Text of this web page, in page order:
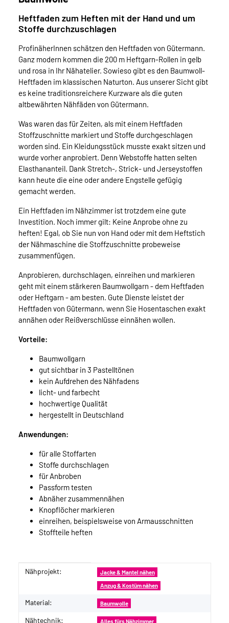
Heftfaden zum Heften mit der Hand und um
Stoffe durchzuschlagen
ProfinäherInnen schätzen den Heftfaden von Gütermann.
Ganz modern kommen die 200 m Heftgarn-Rollen in gelb
und rosa in Ihr Nähatelier. Sowieso gibt es den Baumwoll-
Heftfaden im klassischen Naturton. Aus unserer Sicht gibt
es keine traditionsreichere Kurzware als die guten
altbewährten Nähfäden von Gütermann.
Was waren das für Zeiten, als mit einem Heftfaden
Stoffzuschnitte markiert und Stoffe durchgeschlagen
worden sind. Ein Kleidungsstück musste exakt sitzen und
wurde vorher anprobiert. Denn Webstoffe hatten selten
Elasthananteil. Dank Stretch-, Strick- und Jerseystoffen
kann heute die eine oder andere Engstelle gefügig
gemacht werden.
Ein Heftfaden im Nähzimmer ist trotzdem eine gute
Investition. Noch immer gilt: Keine Anprobe ohne zu
heften! Egal, ob Sie nun von Hand oder mit dem Heftstich
der Nähmaschine die Stoffzuschnitte probeweise
zusammenfügen.
Anprobieren, durchschlagen, einreihen und markieren
geht mit einem stärkeren Baumwollgarn - dem Heftfaden
oder Heftgarn - am besten. Gute Dienste leistet der
Heftfaden von Gütermann, wenn Sie Hosentaschen exakt
annähen oder Reißverschlüsse einnähen wollen.
Vorteile:
Baumwollgarn
gut sichtbar in 3 Pastelltönen
kein Aufdrehen des Nähfadens
licht- und farbecht
hochwertige Qualität
hergestellt in Deutschland
Anwendungen:
für alle Stoffarten
Stoffe durchschlagen
für Anbroben
Passform testen
Abnäher zusammennähen
Knopflöcher markieren
einreihen, beispielsweise von Armausschnitten
Stoffteile heften
Produkteigenschaft
Wert
Nähprojekt: Jacke & Mantel nähen
Anzug & Kostüm nähen
Material: Baumwolle
Nähtechnik: Alles fürs Nähzimmer